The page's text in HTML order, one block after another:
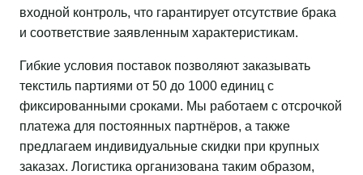
входной контроль, что гарантирует отсутствие брака
и соответствие заявленным характеристикам.
Гибкие условия поставок позволяют заказывать
текстиль партиями от 50 до 1000 единиц с
фиксированными сроками. Мы работаем с отсрочкой
платежа для постоянных партнёров, а также
предлагаем индивидуальные скидки при крупных
заказах. Логистика организована таким образом,